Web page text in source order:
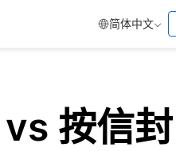
简体中文
按信封